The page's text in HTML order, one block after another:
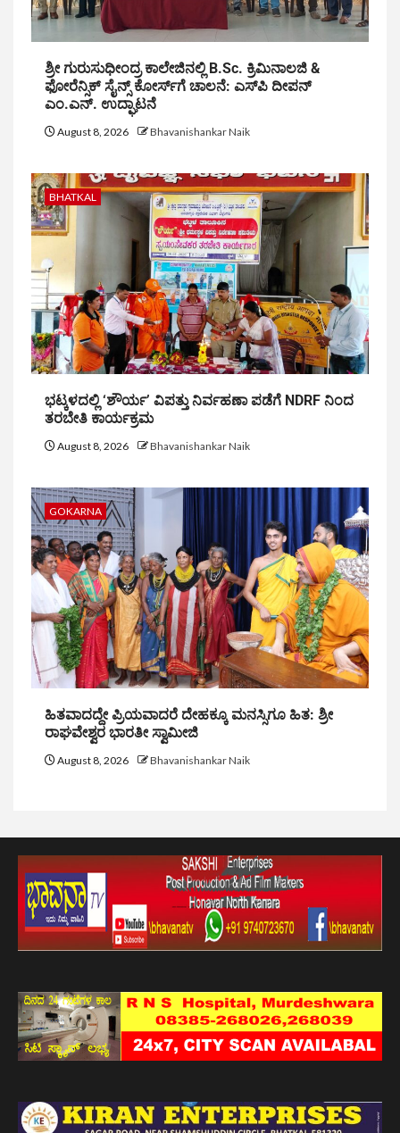
ಶ್ರೀ ಗುರುಸುಧೀಂದ್ರ ಕಾಲೇಜಿನಲ್ಲಿ B.Sc. ಕ್ರಿಮಿನಾಲಜಿ &
ಫೋರೆನ್ಸಿಕ್ ಸೈನ್ಸ್ ಕೋರ್ಸ್‌ಗೆ ಚಾಲನೆ: ಎಸ್‌ಪಿ ದೀಪನ್
ಎಂ.ಎನ್. ಉದ್ಘಾಟನೆ
August 8, 2026 Bhavanishankar Naik
BHATKAL
ಭಟ್ಕಳದಲ್ಲಿ ‘ಶೌರ್ಯ’ ವಿಪತ್ತು ನಿರ್ವಹಣಾ ಪಡೆಗೆ NDRF ನಿಂದ
ತರಬೇತಿ ಕಾರ್ಯಕ್ರಮ
August 8, 2026 Bhavanishankar Naik
GOKARNA
ಹಿತವಾದದ್ದೇ ಪ್ರಿಯವಾದರೆ ದೇಹಕ್ಕೂ ಮನಸ್ಸಿಗೂ ಹಿತ: ಶ್ರೀ
ರಾಘವೇಶ್ವರ ಭಾರತೀ ಸ್ವಾಮೀಜಿ
August 8, 2026 Bhavanishankar Naik